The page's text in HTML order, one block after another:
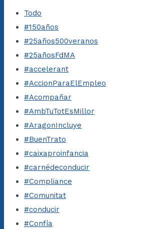
Todo
#150años
#25años500veranos
#25añosFdMA
#accelerant
#AccionParaElEmpleo
#Acompañar
#AmbTuTotEsMillor
#AragonIncluye
#BuenTrato
#caixaproinfancia
#carnédeconducir
#Compliance
#Comunitat
#conducir
#Confía